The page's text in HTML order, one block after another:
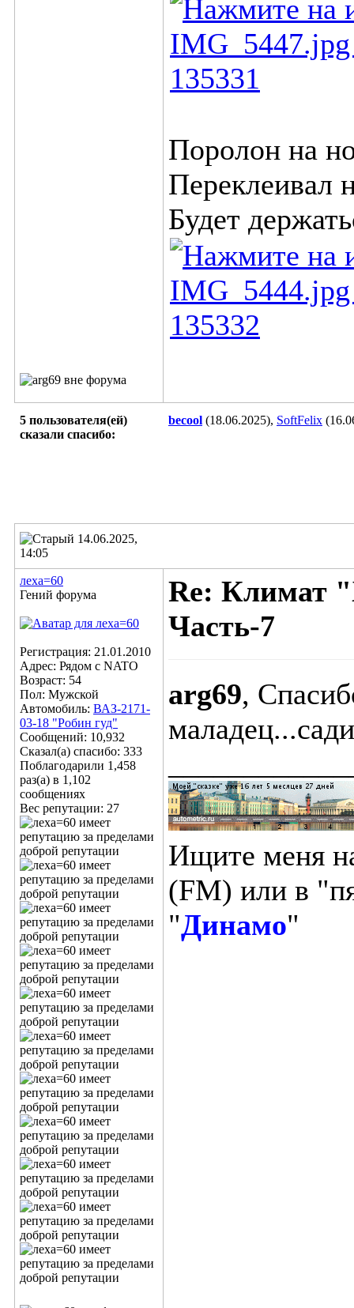
Поролон на
Переклеивал
Будет
5 пользователя(ей)
сказали cпасибо:
becool (18.06.2025), SoftFelix
14.06.2025,
14:05
леха=60
Гений форума
Регистрация: 21.01.2010
Адрес: Рядом с NATO
Возраст: 54
Пол: Мужской
Автомобиль: ВАЗ-2171-
03-18 "Робин гуд"
Сообщений: 10,932
Сказал(а) спасибо: 333
Поблагодарили 1,458
раз(а) в 1,102
сообщениях
Вес репутации: 27
Re: Климат
Часть-7
arg69,
Ищите меня
(FM) или в
"Динамо"